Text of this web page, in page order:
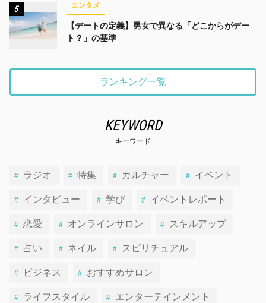
5 エンタメ
【デートの定義】男女で異なる「どこからがデー
ト？」の基準
ランキング一覧
KEYWORD
キーワード
ラジオ 特集 カルチャー イベント
インタビュー 学び イベントレポート
恋愛 オンラインサロン スキルアップ
占い ネイル スピリチュアル
ビジネス おすすめサロン
ライフスタイル エンターテインメント